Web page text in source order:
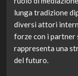
lunga tradizione
diversi attori
forze con i partner
rappresenta una
del futuro.